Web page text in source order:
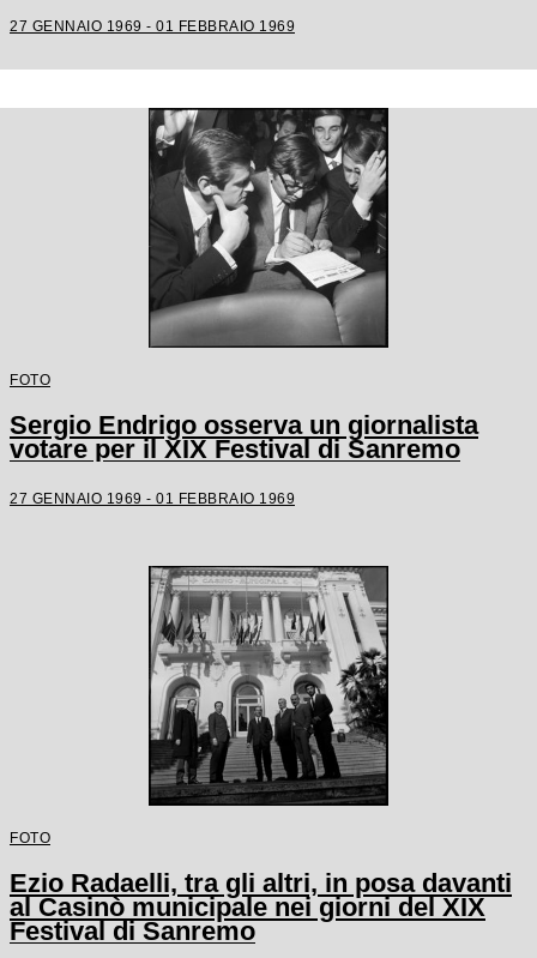
27 GENNAIO 1969 - 01 FEBBRAIO 1969
FOTO
Sergio Endrigo osserva un giornalista
votare per il XIX Festival di Sanremo
27 GENNAIO 1969 - 01 FEBBRAIO 1969
FOTO
Ezio Radaelli, tra gli altri, in posa davanti
al Casinò municipale nei giorni del XIX
Festival di Sanremo